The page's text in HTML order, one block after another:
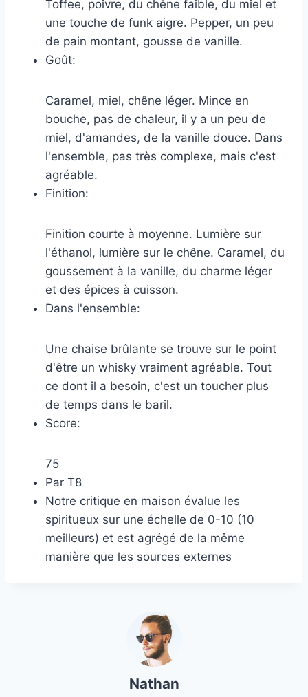
Toffee, poivre, du chêne faible, du miel et
une touche de funk aigre. Pepper, un peu
de pain montant, gousse de vanille.
Goût:
Caramel, miel, chêne léger. Mince en
bouche, pas de chaleur, il y a un peu de
miel, d'amandes, de la vanille douce. Dans
l'ensemble, pas très complexe, mais c'est
agréable.
Finition:
Finition courte à moyenne. Lumière sur
l'éthanol, lumière sur le chêne. Caramel, du
goussement à la vanille, du charme léger
et des épices à cuisson.
Dans l'ensemble:
Une chaise brûlante se trouve sur le point
d'être un whisky vraiment agréable. Tout
ce dont il a besoin, c'est un toucher plus
de temps dans le baril.
Score:
75
Par T8
Notre critique en maison évalue les
spiritueux sur une échelle de 0-10 (10
meilleurs) et est agrégé de la même
manière que les sources externes
Nathan